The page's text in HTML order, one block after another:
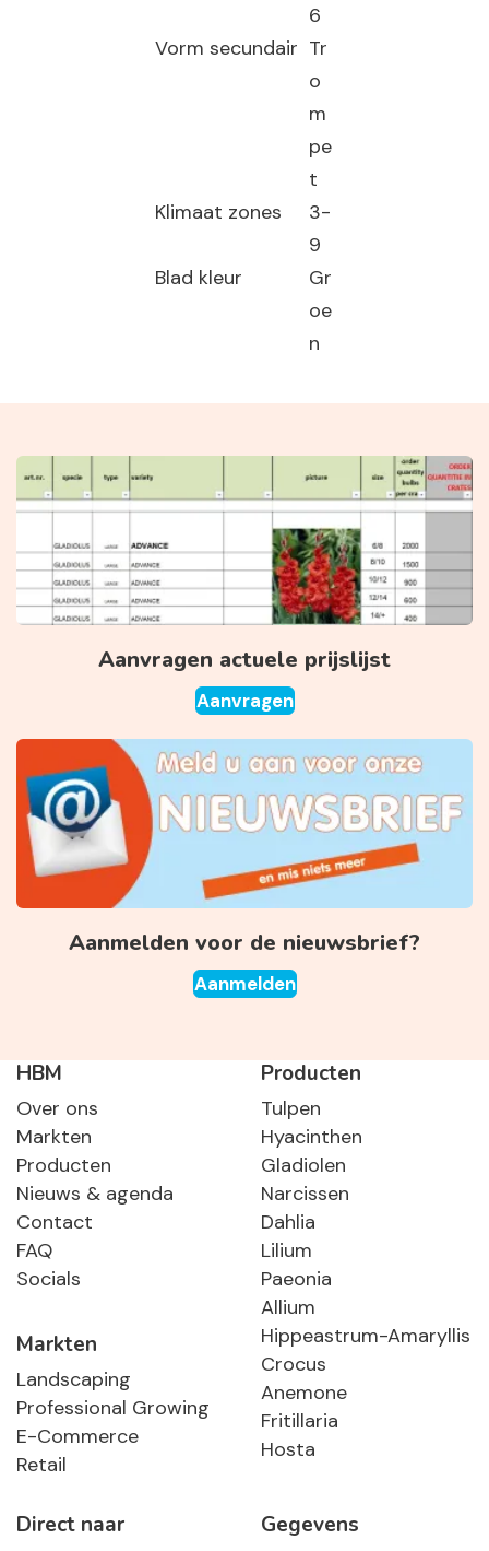
6
Vorm secundair Tr
o
m
pe
t
Klimaat zones
3-
9
Blad kleur
Gr
oe
n
Aanvragen actuele prijslijst
Aanvragen
Aanmelden voor de nieuwsbrief?
Aanmelden
HBM
Over ons
Markten
Producten
Nieuws & agenda
Contact
FAQ
Socials
Markten
Landscaping
Professional Growing
E-Commerce
Retail
Producten
Tulpen
Hyacinthen
Gladiolen
Narcissen
Dahlia
Lilium
Paeonia
Allium
Hippeastrum-Amaryllis
Crocus
Anemone
Fritillaria
Hosta
Direct naar Gegevens